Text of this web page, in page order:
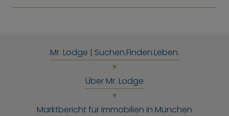
Mr. Lodge | Suchen.Finden.Leben.
Über Mr. Lodge
Marktbericht für Immobilien in München